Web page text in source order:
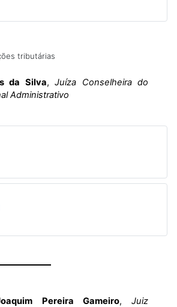
tributárias
da Silva, Juíza Conselheira do
Administrativo
Pereira Gameiro, Juiz